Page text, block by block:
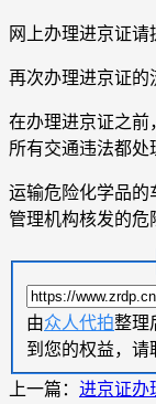
网上办理进京证请
再次办理进京证的
在办理进京证之前
所有交通违法都处
运输危险化学品的
管理机构核发的危
由众人代拍整理
到您的权益，请
上一篇： 进京证办